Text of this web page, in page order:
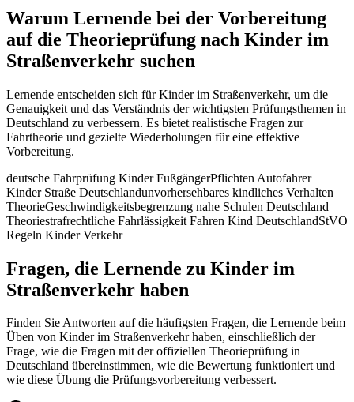
Warum Lernende bei der Vorbereitung
auf die Theorieprüfung nach Kinder im
Straßenverkehr suchen
Lernende entscheiden sich für Kinder im Straßenverkehr, um die
Genauigkeit und das Verständnis der wichtigsten Prüfungsthemen in
Deutschland zu verbessern. Es bietet realistische Fragen zur
Fahrtheorie und gezielte Wiederholungen für eine effektive
Vorbereitung.
deutsche Fahrprüfung Kinder FußgängerPflichten Autofahrer
Kinder Straße Deutschlandunvorhersehbares kindliches Verhalten
TheorieGeschwindigkeitsbegrenzung nahe Schulen Deutschland
Theoriestrafrechtliche Fahrlässigkeit Fahren Kind DeutschlandStVO
Regeln Kinder Verkehr
Fragen, die Lernende zu Kinder im
Straßenverkehr haben
Finden Sie Antworten auf die häufigsten Fragen, die Lernende beim
Üben von Kinder im Straßenverkehr haben, einschließlich der
Frage, wie die Fragen mit der offiziellen Theorieprüfung in
Deutschland übereinstimmen, wie die Bewertung funktioniert und
wie diese Übung die Prüfungsvorbereitung verbessert.